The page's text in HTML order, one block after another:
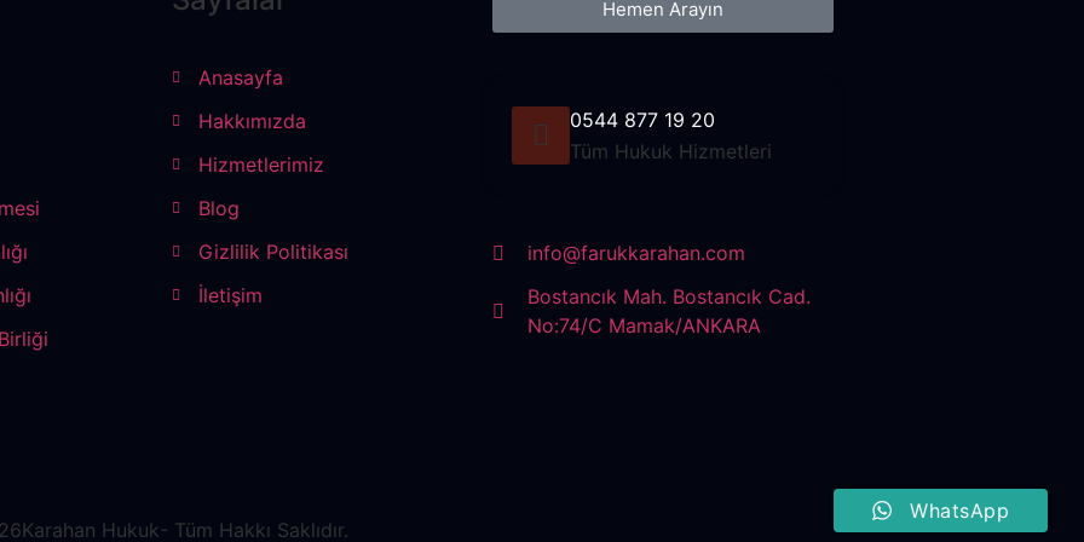
Anasayfa
Hakkımızda
Hizmetlerimiz
Blog
Gizlilik Politikası
İletişim
Hemen Arayın
0544 877 19 20
Tüm Hukuk Hizmetleri
info@farukkarahan.com
Bostancık Mah. Bostancık Cad.
No:74/C Mamak/ANKARA
Karahan Hukuk- Tüm Hakkı Saklıdır.
WhatsApp